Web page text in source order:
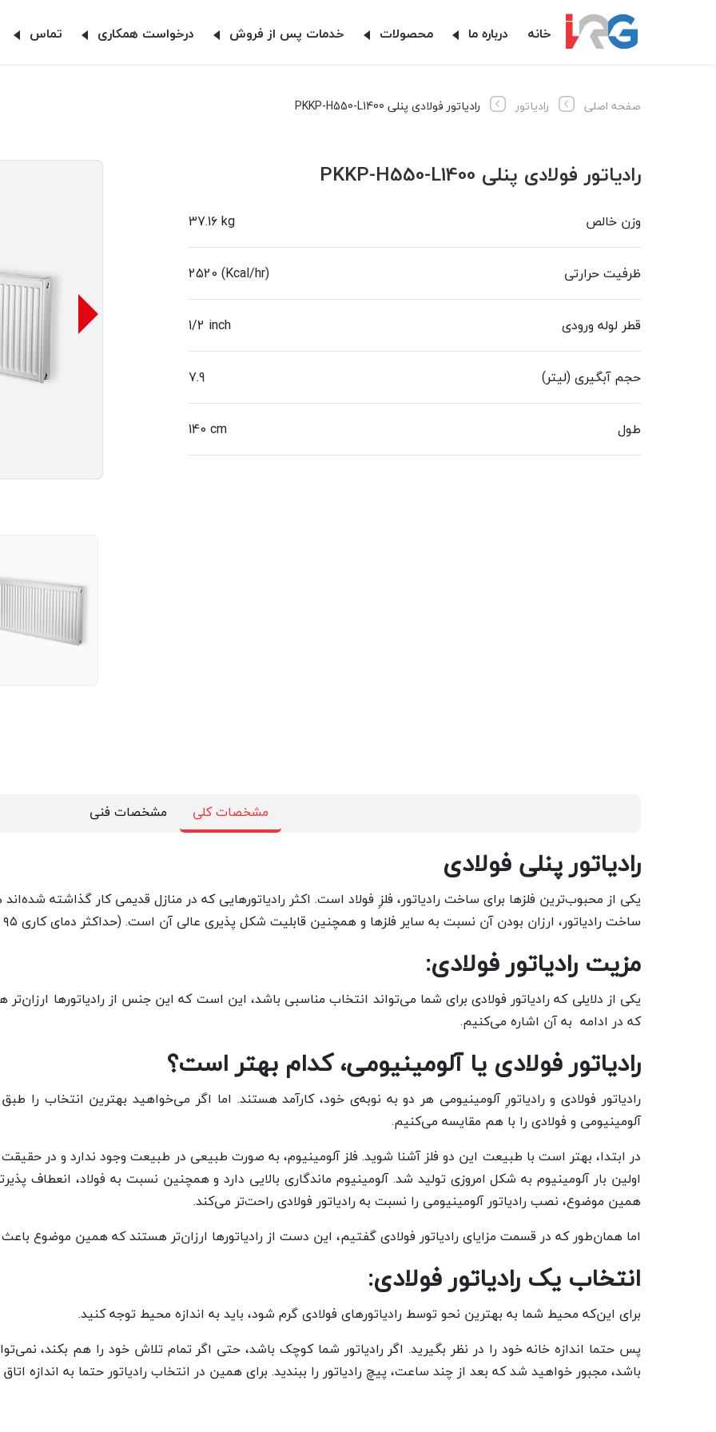
خانه درباره ما محصولات خدمات پس از فروش درخواست همکاری تماس
صفحه اصلی رادیاتور رادیاتور فولادی پنلی PKKP-H550-L1400
رادیاتور فولادی پنلی PKKP-H550-L1400
وزن خالص 37.16 kg
ظرفیت حرارتی 2520 (Kcal/hr)
قطر لوله ورودی 1/2 inch
حجم آبگیری (لیتر) 7.9
طول 140 cm
مشخصات کلی مشخصات فنی
رادیاتور پنلی فولادی
یکی از محبوب‌ترین فلزها برای ساخت رادیاتور، فلزِ فولاد است. اکثر رادیاتورهایی که در منازل قدیمی کار گذاشته
ساخت رادیاتور، ارزان بودن آن نسبت به سایر فلزها و همچنین قابلیت شکل پذیری عالی آن است. (حداکثر دمای کاری ۹۵ درجه سلسیوس و حداکثر فشار کاری ‌6bar است.)
مزیت رادیاتور فولادی:
یکی از دلایلی که رادیاتور فولادی برای شما می‌تواند انتخاب مناسبی باشد، این است که این جنس از رادیاتورها ارزان‌تر
که در ادامه به آن اشاره می‌کنیم.
رادیاتور فولادی یا آلومینیومی، کدام بهتر است؟
رادیاتور فولادی و رادیاتورِ آلومینیومی هر دو به نوبه‌ی خود، کارآمد هستند. اما اگر می‌خواهید بهترین انتخاب را
آلومینیومی و فولادی را با هم مقایسه می‌کنیم.
اولین بار آلومینیوم به شکل امروزی تولید شد. آلومینیوم ماندگاری بالایی دارد و همچنین نسبت به فولاد، انعطاف
همین موضوع، نصب رادیاتور آلومینیومی را نسبت به رادیاتور فولادی راحت‌تر می‌کند.
اما همان‌طور که در قسمت مزایای رادیاتور فولادی گفتیم، این دست از رادیاتورها ارزان‌تر هستند که همین موضوع باعث
انتخاب یک رادیاتور فولادی:
برای این‌که محیط شما به بهترین نحو توسط رادیاتورهای فولادی گرم شود، باید به اندازه محیط توجه کنید.
پس حتما اندازه خانه خود را در نظر بگیرید. اگر رادیاتور شما کوچک باشد، حتی اگر تمام تلاش خود را هم بکند،
باشد، مجبور خواهید شد که بعد از چند ساعت، پیچ رادیاتور را ببندید. برای همین در انتخاب رادیاتور حتما به اندازه